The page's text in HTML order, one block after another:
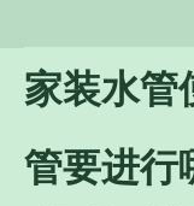
家装水管
管要进行